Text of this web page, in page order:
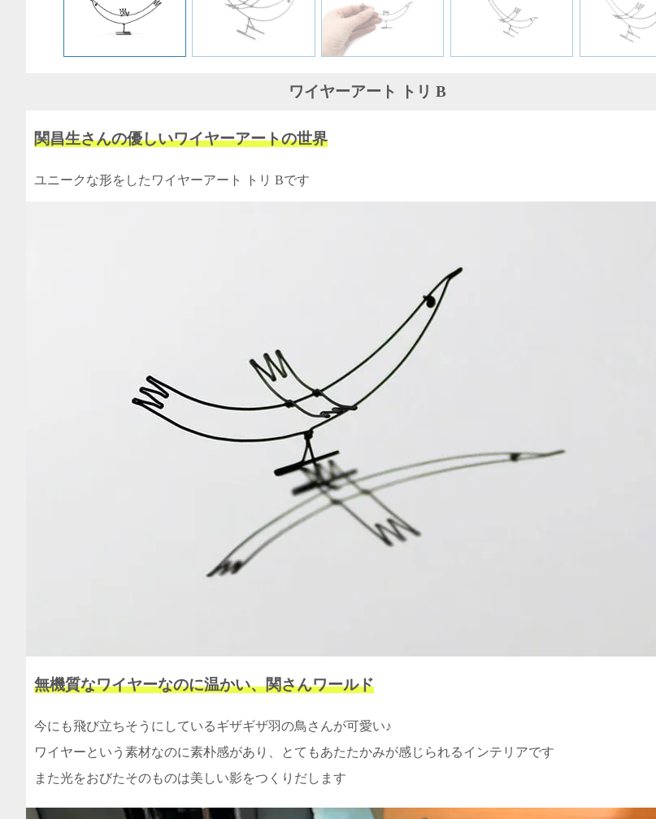
ワイヤーアート トリ B
関昌生さんの優しいワイヤーアートの世界
ユニークな形をしたワイヤーアート トリ Bです
無機質なワイヤーなのに温かい、関さんワールド
今にも飛び立ちそうにしているギザギザ羽の鳥さんが可愛い♪
ワイヤーという素材なのに素朴感があり、とてもあたたかみが感じられるインテリアです
また光をおびたそのものは美しい影をつくりだします